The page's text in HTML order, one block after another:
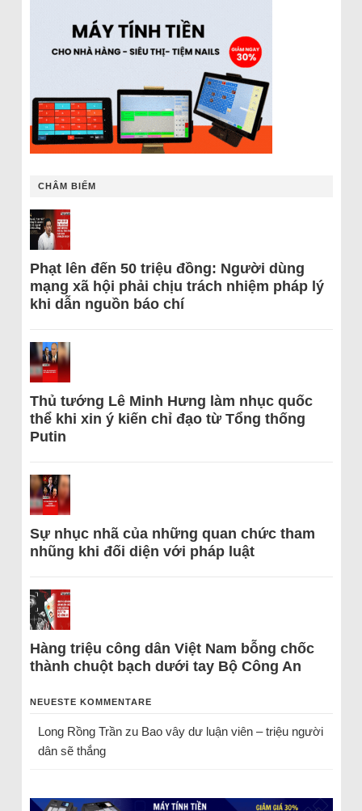
CHÂM BIẾM
Phạt lên đến 50 triệu đồng: Người dùng
mạng xã hội phải chịu trách nhiệm pháp lý
khi dẫn nguồn báo chí
Thủ tướng Lê Minh Hưng làm nhục quốc
thể khi xin ý kiến chỉ đạo từ Tổng thống
Putin
Sự nhục nhã của những quan chức tham
nhũng khi đối diện với pháp luật
Hàng triệu công dân Việt Nam bỗng chốc
thành chuột bạch dưới tay Bộ Công An
NEUESTE KOMMENTARE
Long Rồng Trầnzu Bao vây dư luận viên – triệu người
dân sẽ thắng